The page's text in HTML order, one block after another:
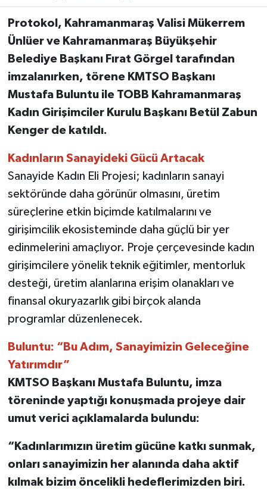
Protokol, Kahramanmaraş Valisi Mükerrem
Ünlüer ve Kahramanmaraş Büyükşehir
Belediye Başkanı Fırat Görgel tarafından
imzalanırken, törene KMTSO Başkanı
Mustafa Buluntu ile TOBB Kahramanmaraş
Kadın Girişimciler Kurulu Başkanı Betül Zabun
Kenger de katıldı.
Kadınların Sanayideki Gücü Artacak
Sanayide Kadın Eli Projesi; kadınların sanayi
sektöründe daha görünür olmasını, üretim
süreçlerine etkin biçimde katılmalarını ve
girişimcilik ekosisteminde daha güçlü bir yer
edinmelerini amaçlıyor. Proje çerçevesinde kadın
girişimcilere yönelik teknik eğitimler, mentorluk
desteği, üretim alanlarına erişim olanakları ve
finansal okuryazarlık gibi birçok alanda
programlar düzenlenecek.
Buluntu: “Bu Adım, Sanayimizin Geleceğine
Yatırımdır”
KMTSO Başkanı Mustafa Buluntu, imza
töreninde yaptığı konuşmada projeye dair
umut verici açıklamalarda bulundu:
“Kadınlarımızın üretim gücüne katkı sunmak,
onları sanayimizin her alanında daha aktif
kılmak bizim öncelikli hedeflerimizden biri.
OTOMOTİV
YAŞAM
KÜLTÜR SANAT